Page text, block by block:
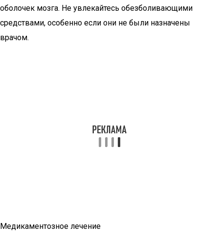
оболочек мозга. Не увлекайтесь обезболивающими
средствами, особенно если они не были назначены
врачом.
Медикаментозное лечение